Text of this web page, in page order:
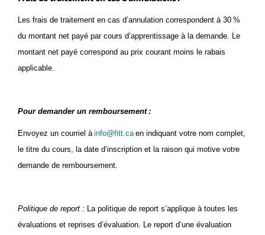
Les frais de traitement en cas d’annulation correspondent à 30 %
du montant net payé par cours d’apprentissage à la demande. Le
montant net payé correspond au prix courant moins le rabais
applicable.
Pour demander un remboursement :
Envoyez un courriel àinfo@fitt.caen indiquant votre nom complet,
le titre du cours, la date d’inscription et la raison qui motive votre
demande de remboursement.
Politique de report : La politique de report s’applique à toutes les
évaluations et reprises d’évaluation. Le report d’une évaluation